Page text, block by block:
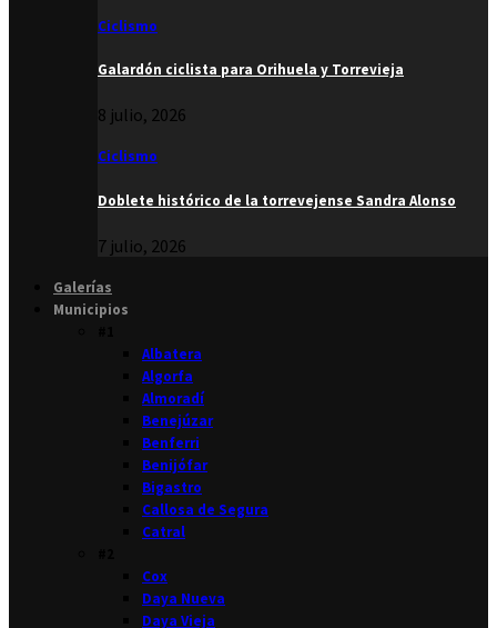
Ciclismo
Galardón ciclista para Orihuela y Torrevieja
8 julio, 2026
Ciclismo
Doblete histórico de la torrevejense Sandra Alonso
7 julio, 2026
Galerías
Municipios
Albatera
Algorfa
Almoradí
Benejúzar
Benferri
Benijófar
Bigastro
Callosa de Segura
Catral
Cox
Daya Nueva
Daya Vieja